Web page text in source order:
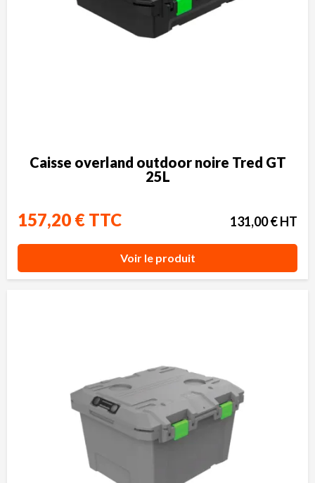
Caisse overland outdoor noire Tred GT
25L
157,20 € TTC 131,00 € HT
Voir le produit